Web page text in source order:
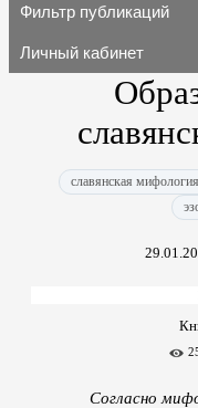
Фильтр публикаций
Личный кабинет
славянская мифология
Согласно